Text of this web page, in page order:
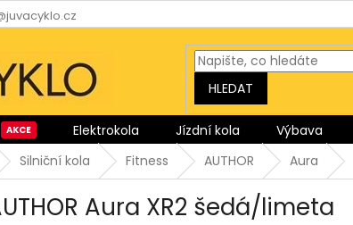
HLEDAT
Elektrokola Jízdní kola Výbava
Silniční kola Fitness AUTHOR Aura
Aura XR2 šedá/limeta